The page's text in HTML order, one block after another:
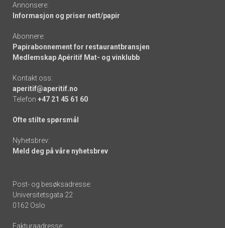
Annonsere:
Informasjon og priser nett/papir
Abonnere:
Papirabonnement for restaurantbransjen
Medlemskap Apéritif Mat- og vinklubb
Kontakt oss:
aperitif@aperitif.no
Telefon +47 21 45 61 60
Ofte stilte spørsmål
Nyhetsbrev:
Meld deg på våre nyhetsbrev
Post- og besøksadresse:
Universitetsgata 22
0162 Oslo
Fakturaadresse: